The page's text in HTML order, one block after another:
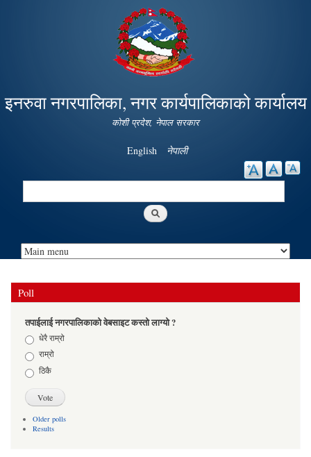
Skip to
main
content
इनरुवा नगरपालिका, नगर कार्यपालिकाको कार्यालय
कोशी प्रदेश, नेपाल सरकार
English नेपाली
Search
Poll
तपाईलाई नगरपालिकाको वेबसाइट कस्तो लाग्यो ?
Choicesधेरै राम्रो
राम्रो
ठिकै
Older polls
Results